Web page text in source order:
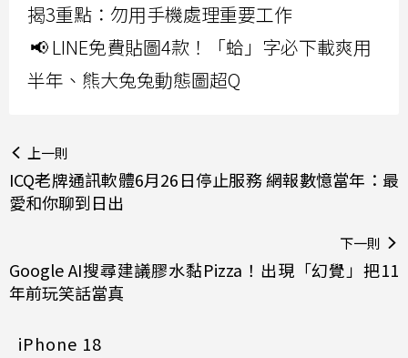
揭3重點：勿用手機處理重要工作
📢 LINE免費貼圖4款！「蛤」字必下載爽用
半年、熊大兔兔動態圖超Q
上一則
ICQ老牌通訊軟體6月26日停止服務 網報數憶當年：最
愛和你聊到日出
下一則
Google AI搜尋建議膠水黏Pizza！出現「幻覺」把11
年前玩笑話當真
iPhone 18